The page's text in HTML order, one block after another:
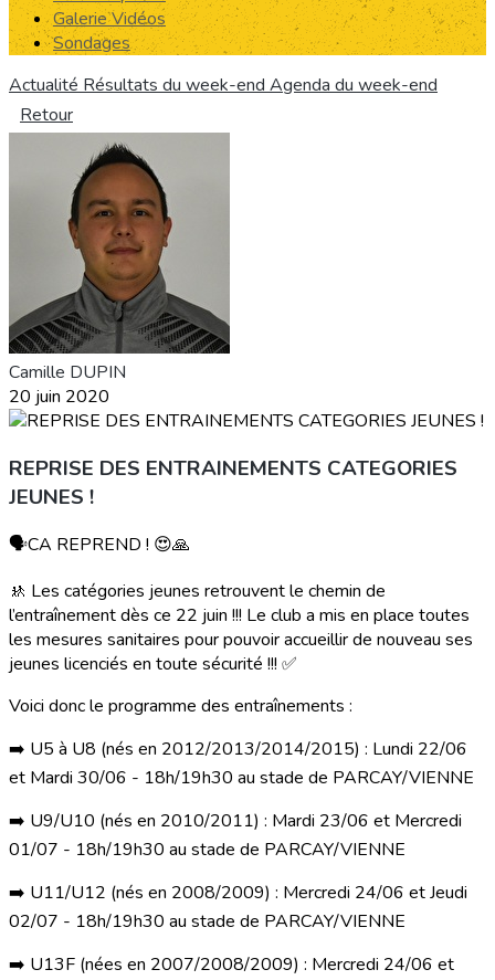
Galerie Vidéos
Sondages
Actualité Résultats du week-end Agenda du week-end
Retour
Camille DUPIN
20 juin 2020
REPRISE DES ENTRAINEMENTS CATEGORIES
JEUNES !
🗣CA REPREND ! 😍🙏
🚸 Les catégories jeunes retrouvent le chemin de
l’entraînement dès ce 22 juin !!! Le club a mis en place toutes
les mesures sanitaires pour pouvoir accueillir de nouveau ses
jeunes licenciés en toute sécurité !!! ✅
Voici donc le programme des entraînements :
➡️ U5 à U8 (nés en 2012/2013/2014/2015) : Lundi 22/06
et Mardi 30/06 - 18h/19h30 au stade de PARCAY/VIENNE
➡️ U9/U10 (nés en 2010/2011) : Mardi 23/06 et Mercredi
01/07 - 18h/19h30 au stade de PARCAY/VIENNE
➡️ U11/U12 (nés en 2008/2009) : Mercredi 24/06 et Jeudi
02/07 - 18h/19h30 au stade de PARCAY/VIENNE
➡️ U13F (nées en 2007/2008/2009) : Mercredi 24/06 et